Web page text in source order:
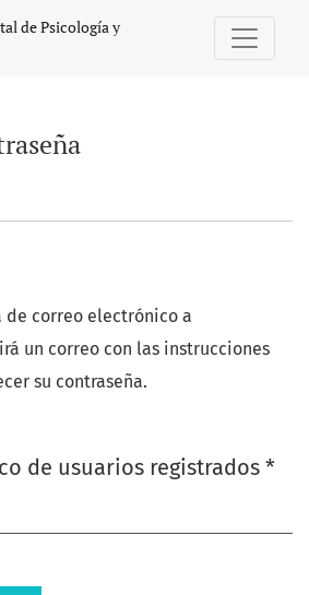
de Psicología y
de correo electrónico a
un correo con las instrucciones
su contraseña.
de usuarios registrados *